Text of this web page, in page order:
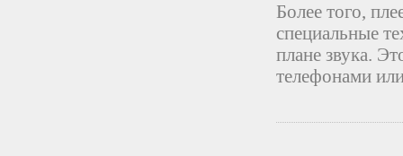
Более того,
специальные
плане звука.
телефонами